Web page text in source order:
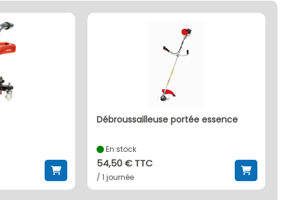
débroussailleuse portée essence
En stock
54,50 € TTC
/ 1 journée